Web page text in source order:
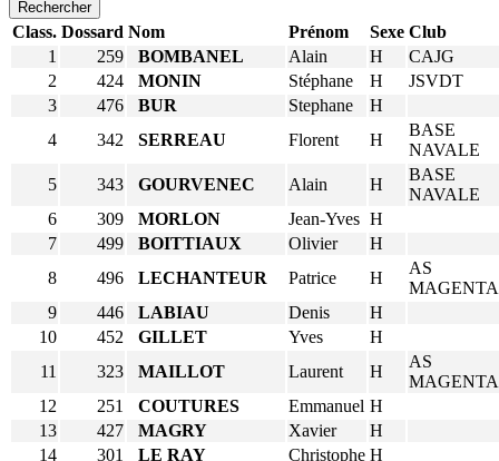
Rechercher
Class. Dossard Nom Prénom Sexe Club
1
259 BOMBANEL Alain H
CAJG
2
424 MONIN Stéphane H
JSVDT
3
476 BUR Stephane
H
4
342 SERREAU Florent H
BASE
NAVALE
5
343 GOURVENEC Alain H
BASE
NAVALE
6
309 MORLON Jean-Yves H
7
499 BOITTIAUX Olivier
H
8
496 LECHANTEUR Patrice H
AS
MAGENTA
9
446 LABIAU Denis
H
10
452 GILLET Yves
H
11
323 MAILLOT Laurent H
AS
MAGENTA
12
251 COUTURES Emmanuel H
13
427 MAGRY Xavier
H
14
301 LE RAY Christophe H